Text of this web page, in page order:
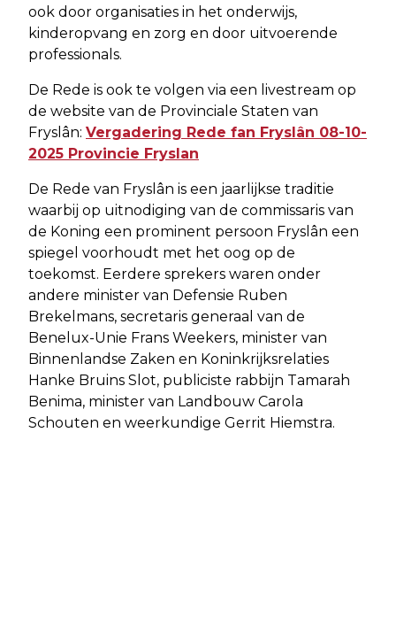
ook door organisaties in het onderwijs,
kinderopvang en zorg en door uitvoerende
professionals.
De Rede is ook te volgen via een livestream op
de website van de Provinciale Staten van
Fryslân: Vergadering Rede fan Fryslân 08-10-
2025 Provincie Fryslan
De Rede van Fryslân is een jaarlijkse traditie
waarbij op uitnodiging van de commissaris van
de Koning een prominent persoon Fryslân een
spiegel voorhoudt met het oog op de
toekomst. Eerdere sprekers waren onder
andere minister van Defensie Ruben
Brekelmans, secretaris generaal van de
Benelux-Unie Frans Weekers, minister van
Binnenlandse Zaken en Koninkrijksrelaties
Hanke Bruins Slot, publiciste rabbijn Tamarah
Benima, minister van Landbouw Carola
Schouten en weerkundige Gerrit Hiemstra.